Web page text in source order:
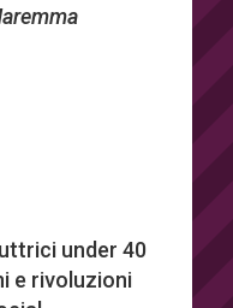
under 40
e rivoluzioni